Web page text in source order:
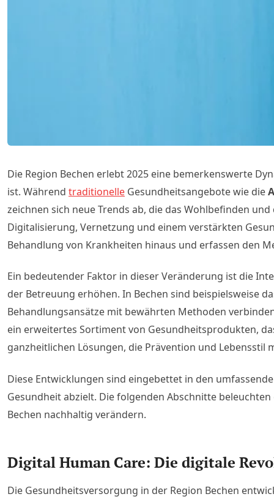
Die Region Bechen erlebt 2025 eine bemerkenswerte
ist. Während traditionelle Gesundheitsangebote wie die
zeichnen sich neue Trends ab, die das Wohlbefinden
Digitalisierung, Vernetzung und einem verstärkten
Behandlung von Krankheiten hinaus und erfassen den
Ein bedeutender Faktor in dieser Veränderung ist die
der Betreuung erhöhen. In Bechen sind beispielsweise
Behandlungsansätze mit bewährten Methoden
ein erweitertes Sortiment von Gesundheitsprodukten,
ganzheitlichen Lösungen, die Prävention und Lebensstil
Diese Entwicklungen sind eingebettet in den
Gesundheit abzielt. Die folgenden Abschnitte
Bechen nachhaltig verändern.
Digital Human Care: Die digitale
Die Gesundheitsversorgung in der Region Bechen